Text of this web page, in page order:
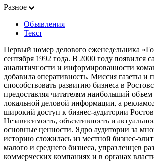
Разное
Объявления
Текст
Первый номер делового еженедельника
сентября 1992 года. В 2000 году появился
аналитичности и информированности
добавила оперативность. Миссия газеты и
способствовать развитию бизнеса в
предоставляя читателям наибольший объем
локальной деловой информации, а
широкий доступ к бизнес-аудитории
Независимость, объективность и
основные ценности. Ядро аудитории за
историю сложилась из местной бизнес-
малого и среднего бизнеса, управленцев
коммерческих компаниях и в органах